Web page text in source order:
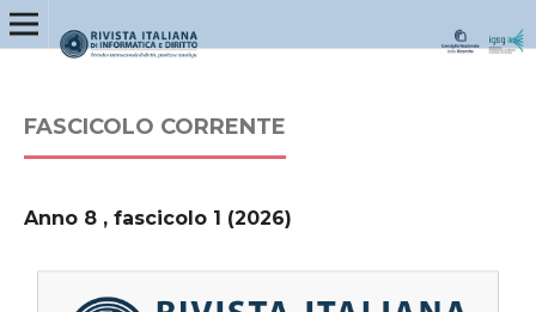
FASCICOLO CORRENTE
Anno 8 , fascicolo 1 (2026)